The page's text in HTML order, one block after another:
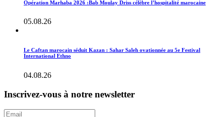
Opération Marhaba 2026 :Bab Moulay Driss célèbre l’hospitalité marocaine
05.08.26
Le Caftan marocain séduit Kazan : Sahar Saleh ovationnée au 5e Festival
International Ethno
04.08.26
Inscrivez-vous à notre newsletter